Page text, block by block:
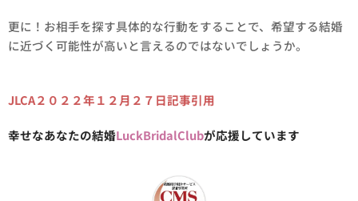
更に！お相手を探す具体的な行動をすることで、希望する結婚
に近づく可能性が高いと言えるのではないでしょうか。
JLCA２０２２年１２月２７日記事引用
幸せなあなたの結婚LuckBridalClubが応援しています